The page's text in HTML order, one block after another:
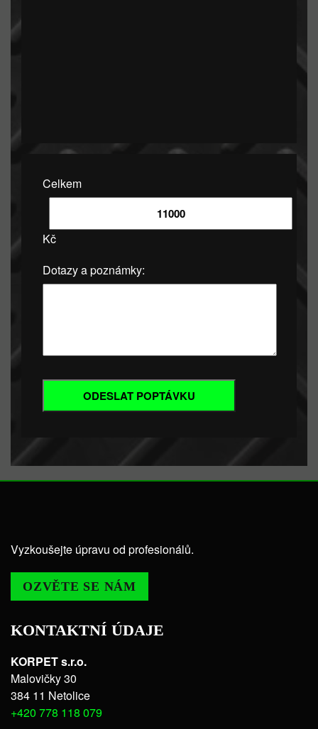
Celkem
Kč
Dotazy a poznámky:
Vyzkoušejte úpravu od profesionálů.
OZVĚTE SE NÁM
KONTAKTNÍ ÚDAJE
KORPET s.r.o.
Malovičky 30
384 11 Netolice
+420 778 118 079